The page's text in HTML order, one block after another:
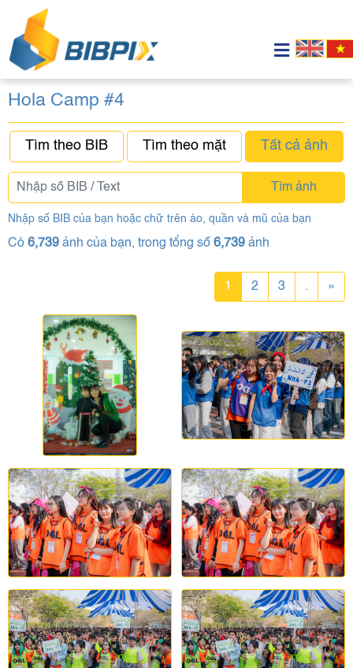
Hola Camp #4
Tìm theo BIB Tìm theo mặt Tất cả ảnh
Tìm ảnh
Nhập số BIB của bạn hoặc chữ trên áo, quần và mũ của bạn
Có 6,739 ảnh của bạn, trong tổng số 6,739 ảnh
1 2 3 . »